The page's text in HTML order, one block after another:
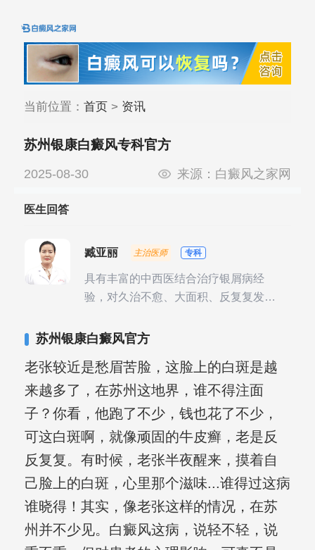
当前位置： 首页> 资讯
苏州银康白癜风专科官方
2025-08-30 来源： 白癜风之家网
医生回答
臧亚丽 主治医师 专科
具有丰富的中西医结合治疗银屑病经
验，对久治不愈、大面积、反复复发性
苏州银康白癜风官方
老张较近是愁眉苦脸，这脸上的白斑是越
来越多了，在苏州这地界，谁不得注面
子？你看，他跑了不少，钱也花了不少，
可这白斑啊，就像顽固的牛皮癣，老是反
反复复。有时候，老张半夜醒来，摸着自
己脸上的白斑，心里那个滋味...谁得过这病
谁晓得！其实，像老张这样的情况，在苏
州并不少见。白癜风这病，说轻不轻，说